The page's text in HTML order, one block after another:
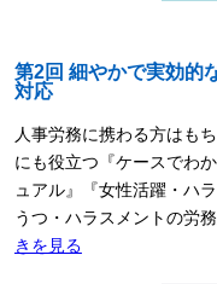
第2回 細やかで実効的
対応
人事労務に携わる方はも
にも役立つ『ケースでわ
ュアル』『女性活躍・ハ
うつ・ハラスメントの労
きを見る